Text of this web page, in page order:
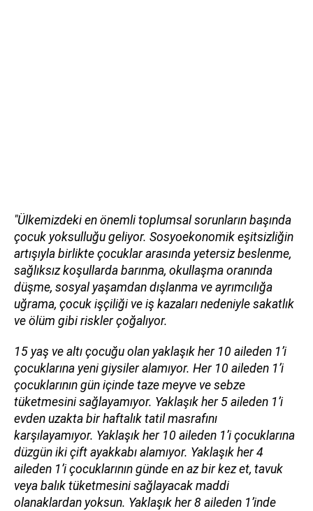
"Ülkemizdeki en önemli toplumsal sorunların başında
çocuk yoksulluğu geliyor. Sosyoekonomik eşitsizliğin
artışıyla birlikte çocuklar arasında yetersiz beslenme,
sağlıksız koşullarda barınma, okullaşma oranında
düşme, sosyal yaşamdan dışlanma ve ayrımcılığa
uğrama, çocuk işçiliği ve iş kazaları nedeniyle sakatlık
ve ölüm gibi riskler çoğalıyor.
15 yaş ve altı çocuğu olan yaklaşık her 10 aileden 1’i
çocuklarına yeni giysiler alamıyor. Her 10 aileden 1’i
çocuklarının gün içinde taze meyve ve sebze
tüketmesini sağlayamıyor. Yaklaşık her 5 aileden 1’i
evden uzakta bir haftalık tatil masrafını
karşılayamıyor. Yaklaşık her 10 aileden 1’i çocuklarına
düzgün iki çift ayakkabı alamıyor. Yaklaşık her 4
aileden 1’i çocuklarının günde en az bir kez et, tavuk
veya balık tüketmesini sağlayacak maddi
olanaklardan yoksun. Yaklaşık her 8 aileden 1’inde